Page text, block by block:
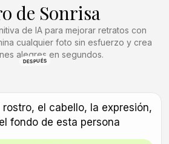
de Sonrisa
de IA para mejorar retratos con
cualquier foto sin esfuerzo y crea
alegres en segundos.
DESPUÉS